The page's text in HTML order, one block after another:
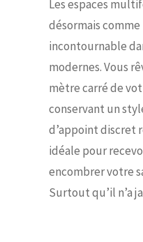
Les espaces
désormais
incontournable
modernes. Vous
mètre carré de
conservant un
d’appoint discret
idéale pour
encombrer votre
Surtout qu’il n’a